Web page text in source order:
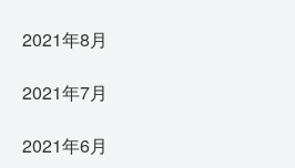
2021年8月
2021年7月
2021年6月